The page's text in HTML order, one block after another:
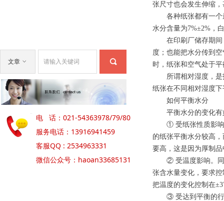
끠
文章 ꀁ
电 话：021-54363978/79/80
服务电话：13916941459
客服QQ : 2534963331
微信公众号：haoan33685131
张尺寸也会发生伸缩
各种纸张都有一个最
水分含量为7%±2%，
在印刷厂储存期间，
度；也能把水分传到
时，纸张和空气处于
所谓相对湿度，是指
纸张在不同相对湿度
如何平衡水分
平衡水分的变化有
① 受纸张性质影响。
的纸张平衡水分较高
要高，这是因为厚制
② 受温度影响。同一
张含水量变化，要求
把温度的变化控制在
③ 受达到平衡的行程